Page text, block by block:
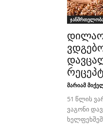
მარიამ
51 წლის
ვაგონი